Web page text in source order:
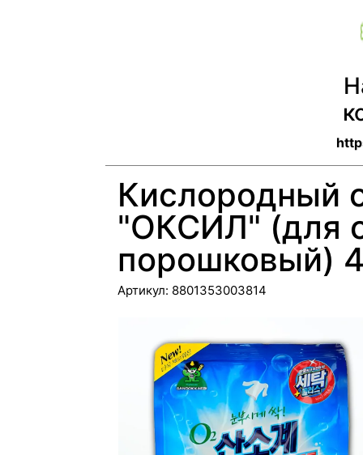
Кислородный
"ОКСИЛ" (для
порошковый)
Артикул: 8801353003814